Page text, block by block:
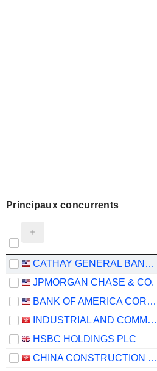
Principaux concurrents
CATHAY GENERAL BANCORP
JPMORGAN CHASE & CO.
BANK OF AMERICA CORPORATION
INDUSTRIAL AND COMMERCIAL BANK OF CHINA LIMITED
HSBC HOLDINGS PLC
CHINA CONSTRUCTION BANK CORPORATION